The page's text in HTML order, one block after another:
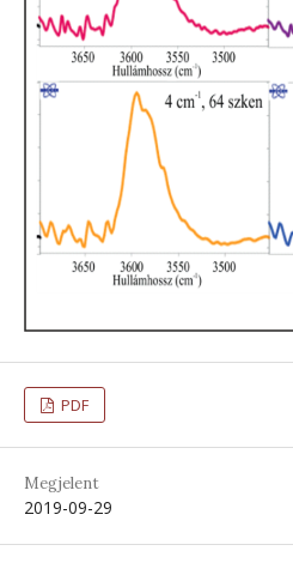
PDF
Megjelent
2019-09-29